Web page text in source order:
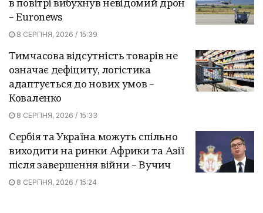
в повітрі вибухнув невідомий дрон
– Euronews
8 СЕРПНЯ, 2026 / 15:39
Тимчасова відсутність товарів не
означає дефіциту, логістика
адаптується до нових умов –
Коваленко
8 СЕРПНЯ, 2026 / 15:33
Сербія та Україна можуть спільно
виходити на ринки Африки та Азії
після завершення війни – Вучич
8 СЕРПНЯ, 2026 / 15:24